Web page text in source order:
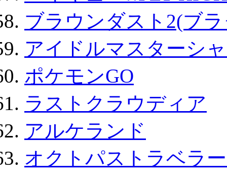
ブラウンダスト2(ブ
アイドルマスターシ
ポケモンGO
ラストクラウディア
アルケランド
オクトパストラベラ